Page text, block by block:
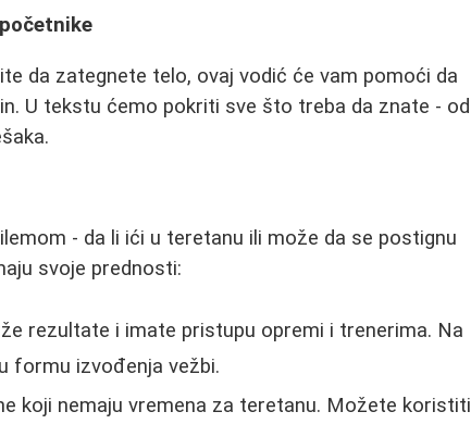
da zategnete telo, ovaj vodić će vam pomoći da
U tekstu ćemo pokriti sve što treba da znate - od
- da li ići u teretanu ili može da se postignu
svoje prednosti:
rezultate i imate pristupu opremi i trenerima. Na
formu izvođenja vežbi.
koji nemaju vremena za teretanu. Možete koristiti